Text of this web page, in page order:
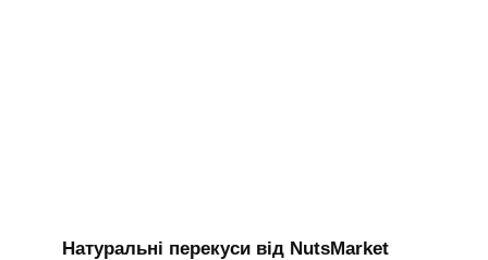
Натуральні перекуси від NutsMarket